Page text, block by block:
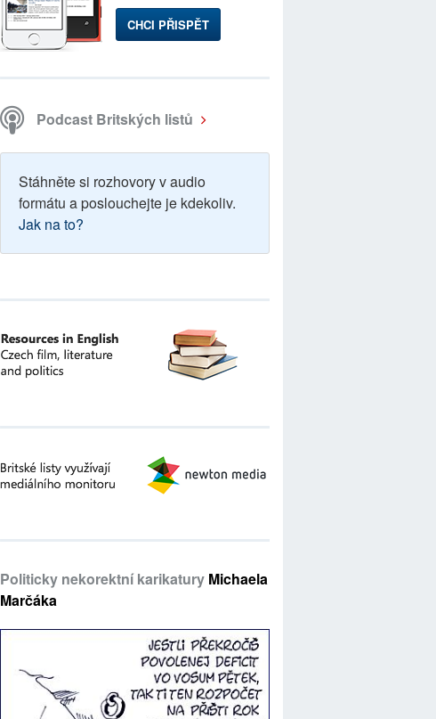
CHCI PŘISPĚT
Podcast Britských listů
Stáhněte si rozhovory v audio
formátu a poslouchejte je kdekoliv.
Jak na to?
Politicky nekorektní karikatury Michaela
Marčáka